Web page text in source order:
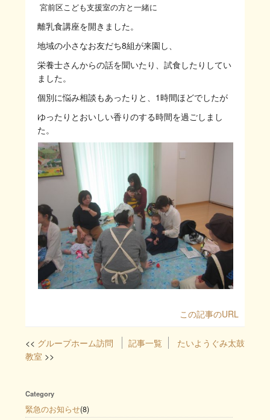
宮前区こども支援室の方と一緒に
離乳食講座を開きました。
地域の小さなお友だち8組が来園し、
栄養士さんからの話を聞いたり、試食したりしてい
ました。
個別に悩み相談もあったりと、1時間ほどでしたが
ゆったりとおいしい香りのする時間を過ごしまし
た。
この記事のURL
グループホーム訪問 記事一覧
たいようぐみ太鼓
教室
Category
緊急のお知らせ(8)